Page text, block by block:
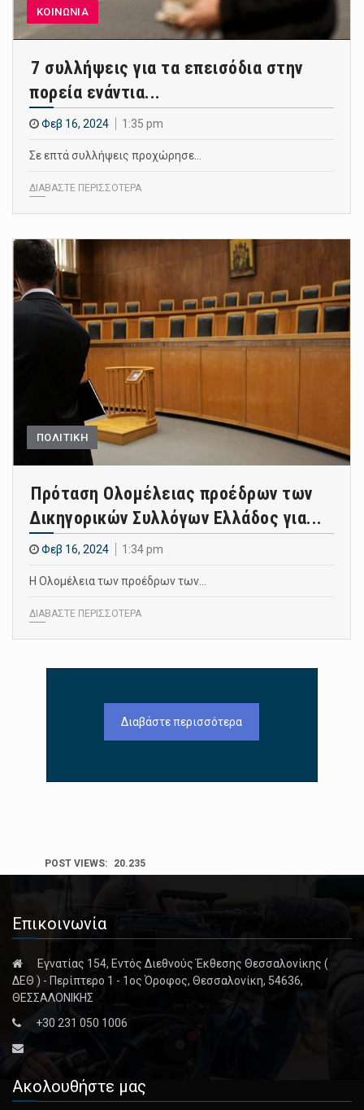
ΚΟΙΝΩΝΙΑ
7 συλλήψεις για τα επεισόδια στην
πορεία ενάντια...
Φεβ 16, 2024 1:35 pm
Σε επτά συλλήψεις προχώρησε…
ΔΙΑΒΑΣΤΕ ΠΕΡΙΣΣΟΤΕΡΑ
ΠΟΛΙΤΙΚΗ
Πρόταση Ολομέλειας προέδρων των
Δικηγορικών Συλλόγων Ελλάδος για...
Φεβ 16, 2024 1:34 pm
Η Ολομέλεια των προέδρων των…
ΔΙΑΒΑΣΤΕ ΠΕΡΙΣΣΟΤΕΡΑ
Διαβάστε περισσότερα
POST VIEWS: 20.235
Επικοινωνία
Εγνατίας 154, Εντός Διεθνούς Έκθεσης Θεσσαλονίκης (
ΔΕΘ ) - Περίπτερο 1 - 1ος Όροφος, Θεσσαλονίκη, 54636,
ΘΕΣΣΑΛΟΝΙΚΗΣ
+30 231 050 1006
Ακολουθήστε μας